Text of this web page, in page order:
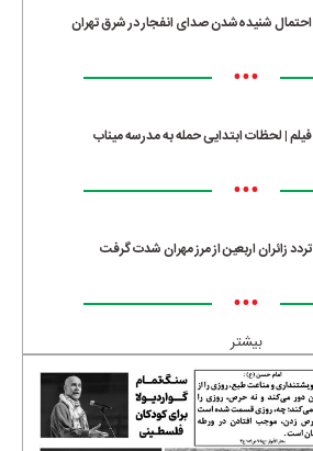
احتمال شنیده‌شدن صدای انفجار در شرق تهران
•••
فیلم | لحظات ابتدایی حمله به مدرسه میناب
•••
تردد زائران اربعین از مرز مهران شدت گرفت
•••
بیشتر